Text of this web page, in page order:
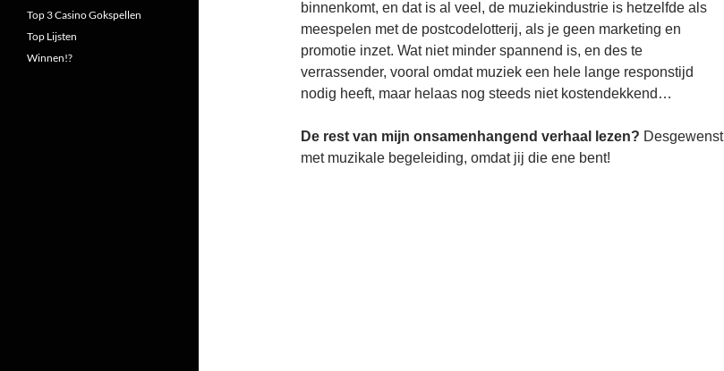
binnenkomt, en dat is al veel, de muziekindustrie is hetzelfde als
meespelen met de postcodelotterij, als je geen marketing en
promotie inzet. Wat niet minder spannend is, en des te
verrassender, vooral omdat muziek een hele lange responstijd
nodig heeft, maar helaas nog steeds niet kostendekkend…
De rest van mijn onsamenhangend verhaal lezen? Desgewenst
met muzikale begeleiding, omdat jij die ene bent!
Top 3 Casino Gokspellen
Top Lijsten
Winnen!?